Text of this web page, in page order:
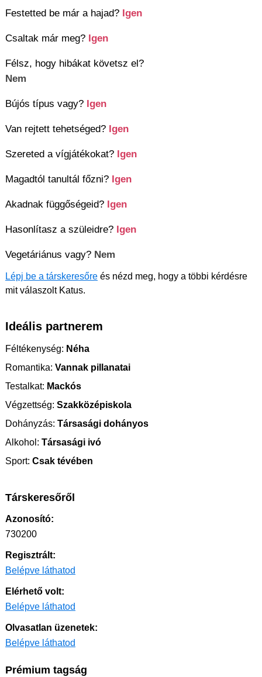
Festetted be már a hajad? Igen
Csaltak már meg? Igen
Félsz, hogy hibákat követsz el?
Nem
Bújós típus vagy? Igen
Van rejtett tehetséged? Igen
Szereted a vígjátékokat? Igen
Magadtól tanultál főzni? Igen
Akadnak függőségeid? Igen
Hasonlítasz a szüleidre? Igen
Vegetáriánus vagy? Nem
Lépj be a társkeresőre és nézd meg, hogy a többi kérdésre
mit válaszolt Katus.
Ideális partnerem
Féltékenység: Néha
Romantika: Vannak pillanatai
Testalkat: Mackós
Végzettség: Szakközépiskola
Dohányzás: Társasági dohányos
Alkohol: Társasági ivó
Sport: Csak tévében
Társkeresőről
Azonosító:
730200
Regisztrált:
Belépve láthatod
Elérhető volt:
Belépve láthatod
Olvasatlan üzenetek:
Belépve láthatod
Prémium tagság